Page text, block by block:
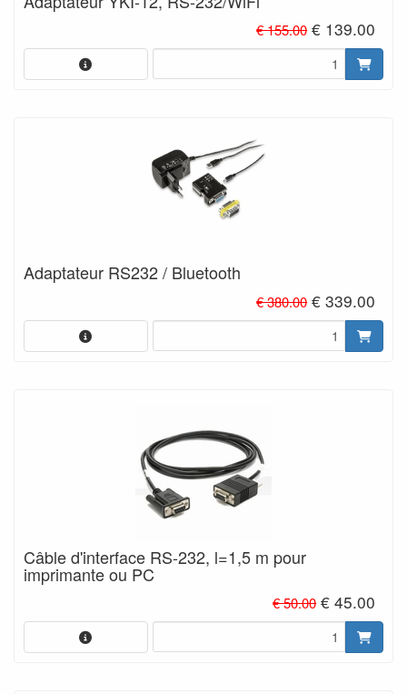
€ 155.00€ 139.00
Adaptateur RS232 / Bluetooth
€ 380.00€ 339.00
Câble d'interface RS-232, l=1,5 m pour
imprimante ou PC
€ 50.00€ 45.00